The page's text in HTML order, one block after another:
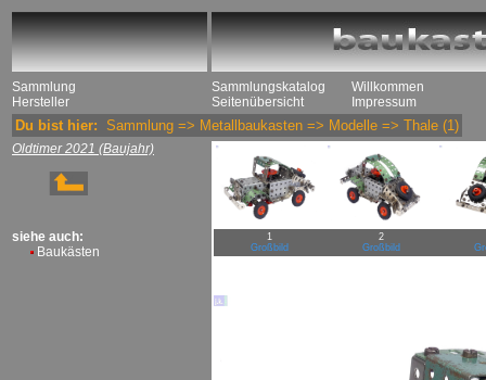
Sammlung
Hersteller
Sammlungskatalog
Seitenübersicht
Willkommen
Impressum
Du bist hier: Sammlung => Metallbaukasten => Modelle => Thale (1)
Oldtimer 2021 (Baujahr)
siehe auch:
Baukästen
1
Großbild
2
Großbild